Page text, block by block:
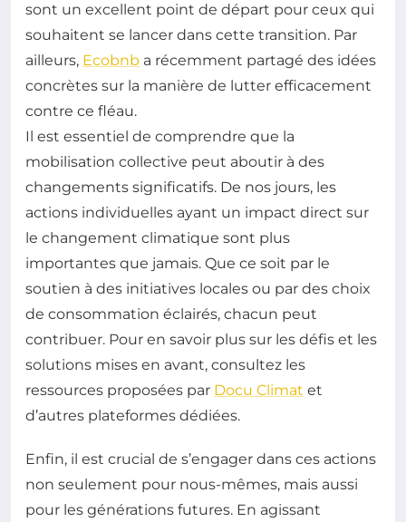
sont un excellent point de départ pour ceux qui
souhaitent se lancer dans cette transition. Par
ailleurs, Ecobnb a récemment partagé des idées
concrètes sur la manière de lutter efficacement
contre ce fléau.
Il est essentiel de comprendre que la
mobilisation collective peut aboutir à des
changements significatifs. De nos jours, les
actions individuelles ayant un impact direct sur
le changement climatique sont plus
importantes que jamais. Que ce soit par le
soutien à des initiatives locales ou par des choix
de consommation éclairés, chacun peut
contribuer. Pour en savoir plus sur les défis et les
solutions mises en avant, consultez les
ressources proposées par Docu Climat et
d’autres plateformes dédiées.
Enfin, il est crucial de s’engager dans ces actions
non seulement pour nous-mêmes, mais aussi
pour les générations futures. En agissant